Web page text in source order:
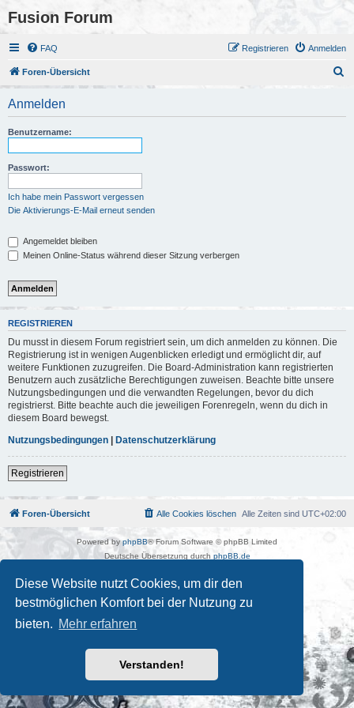
Diese Website nutzt Cookies, um dir den
bestmöglichen Komfort bei der Nutzung zu
bieten. Mehr erfahren
Verstanden!
Fusion Forum
FAQ Anmelden
Registrieren
Foren-Übersicht
Anmelden
Benutzername:
Passwort:
Ich habe mein Passwort vergessen
Die Aktivierungs-E-Mail erneut senden
Angemeldet bleiben
Meinen Online-Status während dieser Sitzung verbergen
REGISTRIEREN
Du musst in diesem Forum registriert sein, um dich anmelden zu können. Die
Registrierung ist in wenigen Augenblicken erledigt und ermöglicht dir, auf
weitere Funktionen zuzugreifen. Die Board-Administration kann registrierten
Benutzern auch zusätzliche Berechtigungen zuweisen. Beachte bitte unsere
Nutzungsbedingungen und die verwandten Regelungen, bevor du dich
registrierst. Bitte beachte auch die jeweiligen Forenregeln, wenn du dich in
diesem Board bewegst.
Nutzungsbedingungen | Datenschutzerklärung
Registrieren
Foren-Übersicht Alle Zeiten sind UTC+02:00
Alle Cookies löschen
Powered byphpBB® Forum Software © phpBB Limited
Deutsche Übersetzung durch phpBB.de
Datenschutz| Nutzungsbedingungen